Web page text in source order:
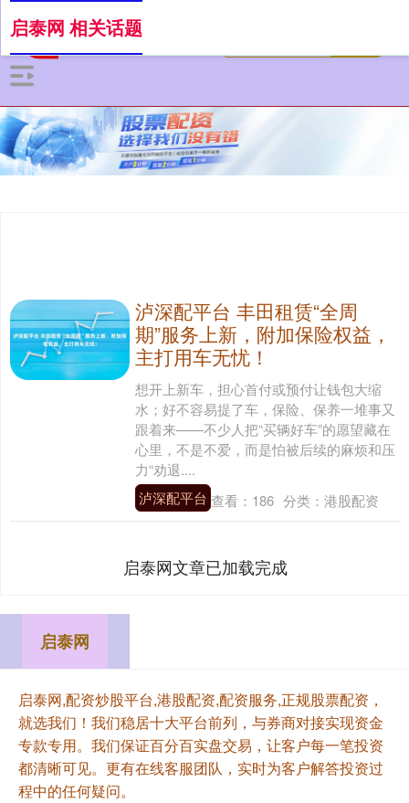
启泰网 相关话题
泸深配平台 丰田租赁“全周
期”服务上新，附加保险权益，
主打用车无忧！
想开上新车，担心首付或预付让钱包大缩
水；好不容易提了车，保险、保养一堆事又
跟着来——不少人把“买辆好车”的愿望藏在
心里，不是不爱，而是怕被后续的麻烦和压
力“劝退....
泸深配平台 查看： 186 分类： 港股配资
启泰网文章已加载完成
启泰网
启泰网,配资炒股平台,港股配资,配资服务,正规股票配资，
就选我们！我们稳居十大平台前列，与券商对接实现资金
专款专用。我们保证百分百实盘交易，让客户每一笔投资
都清晰可见。更有在线客服团队，实时为客户解答投资过
程中的任何疑问。